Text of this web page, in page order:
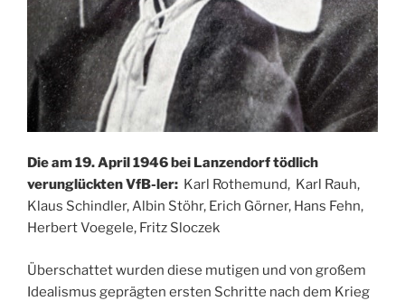
Die am 19. April 1946 bei Lanzendorf tödlich
verunglückten VfB-ler: Karl Rothemund, Karl Rauh,
Klaus Schindler, Albin Stöhr, Erich Görner, Hans Fehn,
Herbert Voegele, Fritz Sloczek
Überschattet wurden diese mutigen und von großem
Idealismus geprägten ersten Schritte nach dem Krieg